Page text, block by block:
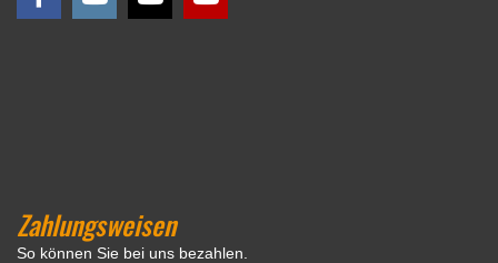
Zahlungsweisen
So können Sie bei uns bezahlen.